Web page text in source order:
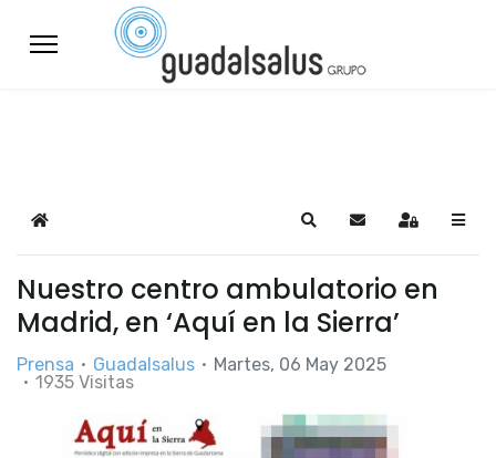
Home SearchSuscribirse a las
Sign In
Nuestro centro ambulatorio en
Madrid, en ‘Aquí en la Sierra’
Prensa Guadalsalus
Martes, 06 May 2025
1935 Visitas